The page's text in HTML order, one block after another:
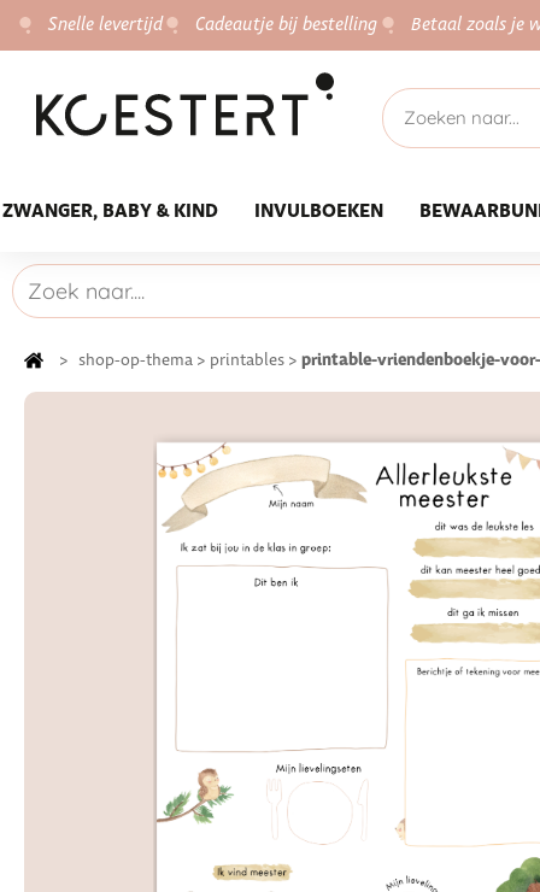
Snelle levertijd Cadeautje bij bestelling Betaal zoals je
ZWANGER, BABY & KIND INVULBOEKEN
> shop-op-thema > printables > printable-vriendenboekje-